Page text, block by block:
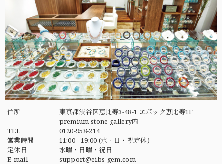
住所
東京都渋谷区恵比寿3-48-1 エポック恵比寿1F
premium stone gallery内
TEL
0120-958-214
営業時間
11:00 - 19:00 (水・日・祝定休)
定休日
水曜・日曜・祝日
E-mail
support@eibs-gem.com